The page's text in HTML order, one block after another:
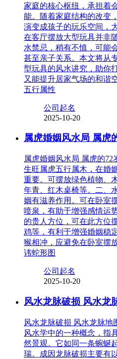
家庭的核心枢纽，承担着
能。随着家庭结构的改变
演变成孩子的玩乐空间，
在客厅摆放大型玩具并非
水禁忌，稍有不慎，可能
甚至亲子关系。本文将从
型玩具的风水讲究，助你
又能提升居家气场的和谐
五行属性
公司起名
2025-10-20
属虎婚姻风水局 属虎
属虎婚姻风水局 属虎的
生旺属虎五行属木，在婚
重要。可摆放绿色植物、
年青、红木桌椅等。二、
姻有滋养作用。可在卧室
喷泉，有助于增强感情运
的贵人方位，可在此方位
鸡等，有利于增强婚姻稳
猴相冲，应避免在卧室摆
讳蛇形图
公司起名
2025-10-20
风水龙脉破损 风水龙
风水龙脉破损 风水龙脉地
风水学中的一种概念，指
然景观。它如同一条蜿蜒
瑞。成因龙脉破损主要有